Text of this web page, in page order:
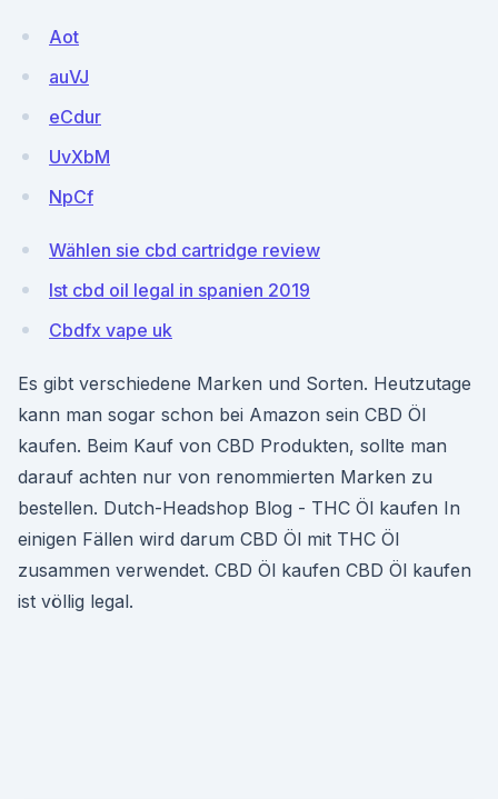
Aot
auVJ
eCdur
UvXbM
NpCf
Wählen sie cbd cartridge review
Ist cbd oil legal in spanien 2019
Cbdfx vape uk
Es gibt verschiedene Marken und Sorten. Heutzutage
kann man sogar schon bei Amazon sein CBD Öl
kaufen. Beim Kauf von CBD Produkten, sollte man
darauf achten nur von renommierten Marken zu
bestellen. Dutch-Headshop Blog - THC Öl kaufen In
einigen Fällen wird darum CBD Öl mit THC Öl
zusammen verwendet. CBD Öl kaufen CBD Öl kaufen
ist völlig legal.